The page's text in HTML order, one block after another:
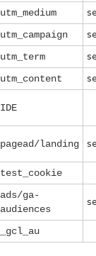
utm_medium
utm_campaign
utm_term
utm_content
IDE
pagead/landing
test_cookie
ads/ga-
audiences
_gcl_au